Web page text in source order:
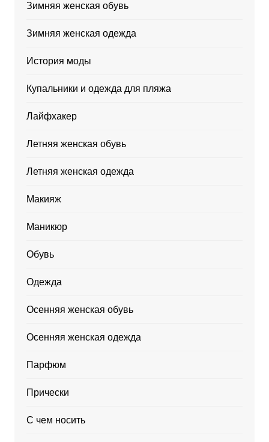
Зимняя женская обувь
Зимняя женская одежда
История моды
Купальники и одежда для пляжа
Лайфхакер
Летняя женская обувь
Летняя женская одежда
Макияж
Маникюр
Обувь
Одежда
Осенняя женская обувь
Осенняя женская одежда
Парфюм
Прически
С чем носить